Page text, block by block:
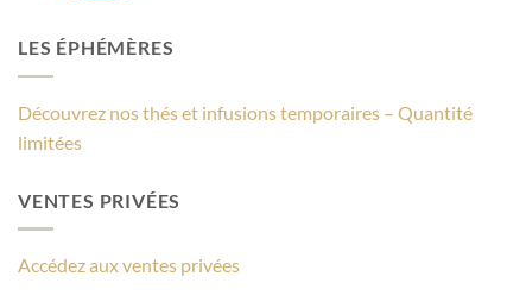
LES ÉPHÉMÈRES
Découvrez nos thés et infusions temporaires – Quantité
limitées
VENTES PRIVÉES
Accédez aux ventes privées